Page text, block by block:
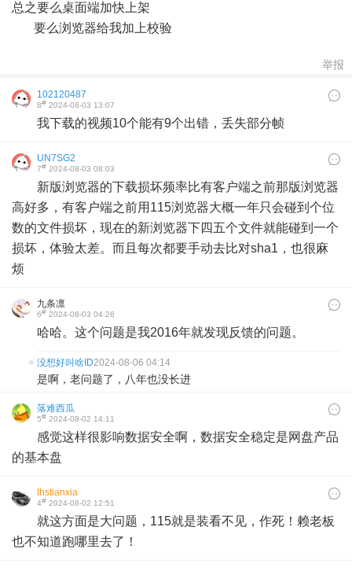
总之要么桌面端加快上架
要么浏览器给我加上校验
举报
102120487
8# 2024-08-03 13:07
我下载的视频10个能有9个出错，丢失部分帧
UN7SG2
7# 2024-08-03 08:03
新版浏览器的下载损坏频率比有客户端之前那版浏览器
高好多，有客户端之前用115浏览器大概一年只会碰到个位
数的文件损坏，现在的新浏览器下四五个文件就能碰到一个
损坏，体验太差。而且每次都要手动去比对sha1，也很麻
烦
九条凛
6# 2024-08-03 04:26
哈哈。这个问题是我2016年就发现反馈的问题。
没想好叫啥ID2024-08-06 04:14
是啊，老问题了，八年也没长进
落难西瓜
5# 2024-08-02 14:11
感觉这样很影响数据安全啊，数据安全稳定是网盘产品
的基本盘
lhstianxia
4# 2024-08-02 12:51
就这方面是大问题，115就是装看不见，作死！赖老板
也不知道跑哪里去了！